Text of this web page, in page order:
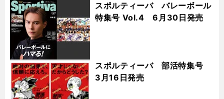
スポルティーバ バレーボール
特集号 Vol.4 6月30日発売
スポルティーバ 部活特集号
3月16日発売